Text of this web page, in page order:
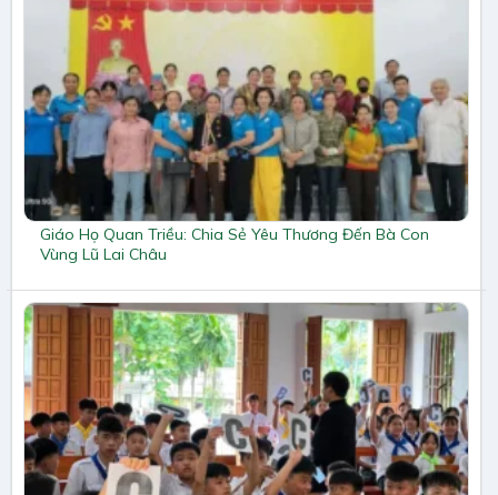
Giáo Họ Quan Triều: Chia Sẻ Yêu Thương Đến Bà Con
Vùng Lũ Lai Châu